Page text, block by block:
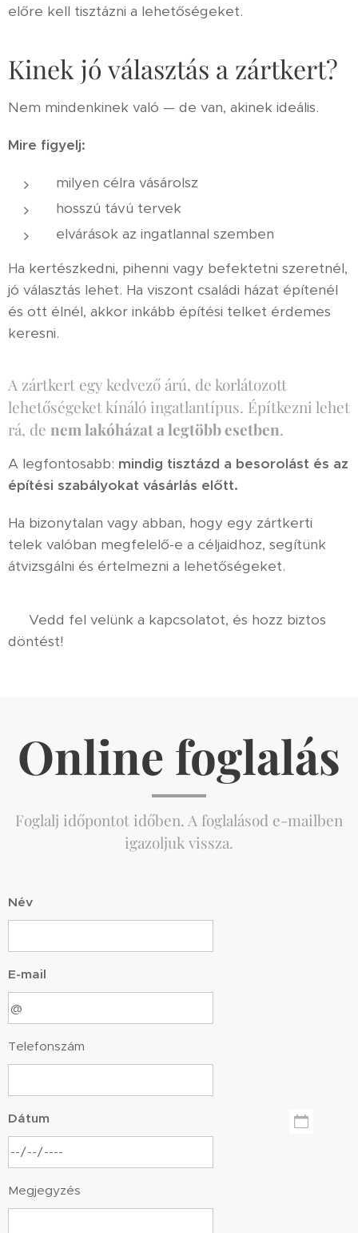
előre kell tisztázni a lehetőségeket.
Kinek jó választás a zártkert?
Nem mindenkinek való — de van, akinek ideális.
Mire figyelj:
milyen célra vásárolsz
hosszú távú tervek
elvárások az ingatlannal szemben
Ha kertészkedni, pihenni vagy befektetni szeretnél,
jó választás lehet. Ha viszont családi házat építenél
és ott élnél, akkor inkább építési telket érdemes
keresni.
A zártkert egy kedvező árú, de korlátozott
lehetőségeket kínáló ingatlantípus. Építkezni lehet
rá, de nem lakóházat a legtöbb esetben.
A legfontosabb: mindig tisztázd a besorolást és az
építési szabályokat vásárlás előtt.
Ha bizonytalan vagy abban, hogy egy zártkerti
telek valóban megfelelő-e a céljaidhoz, segítünk
átvizsgálni és értelmezni a lehetőségeket.
👉 Vedd fel velünk a kapcsolatot, és hozz biztos
döntést!
Online foglalás
Foglalj időpontot időben. A foglalásod e-mailben
igazoljuk vissza.
Név
E-mail
Telefonszám
Dátum
Megjegyzés